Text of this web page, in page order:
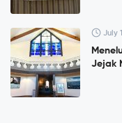
July
Jejak